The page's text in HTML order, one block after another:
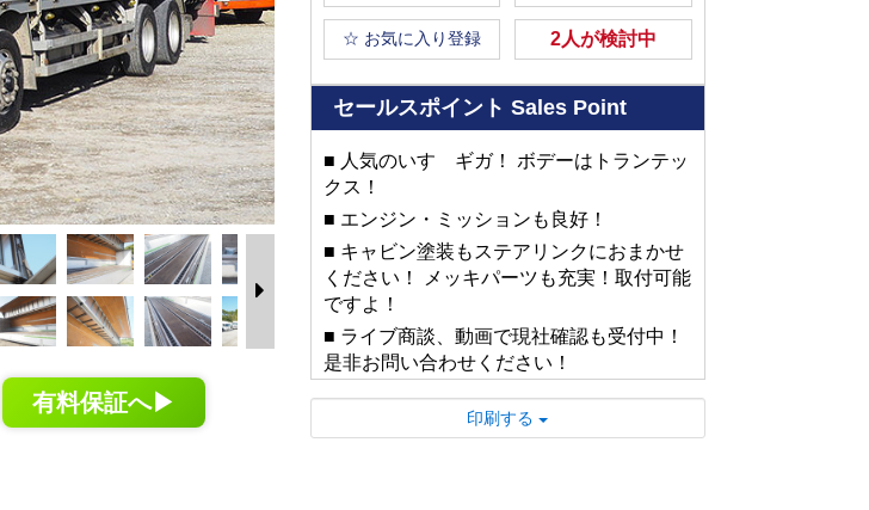
有料保証へ▶
☆ お気に入り登録 2人が検討中
セールスポイント Sales Point
■ 人気のいすゞギガ！ ボデーはトランテッ
クス！
■ エンジン・ミッションも良好！
■ キャビン塗装もステアリンクにおまかせ
ください！ メッキパーツも充実！取付可能
ですよ！
■ ライブ商談、動画で現社確認も受付中！
是非お問い合わせください！
印刷する